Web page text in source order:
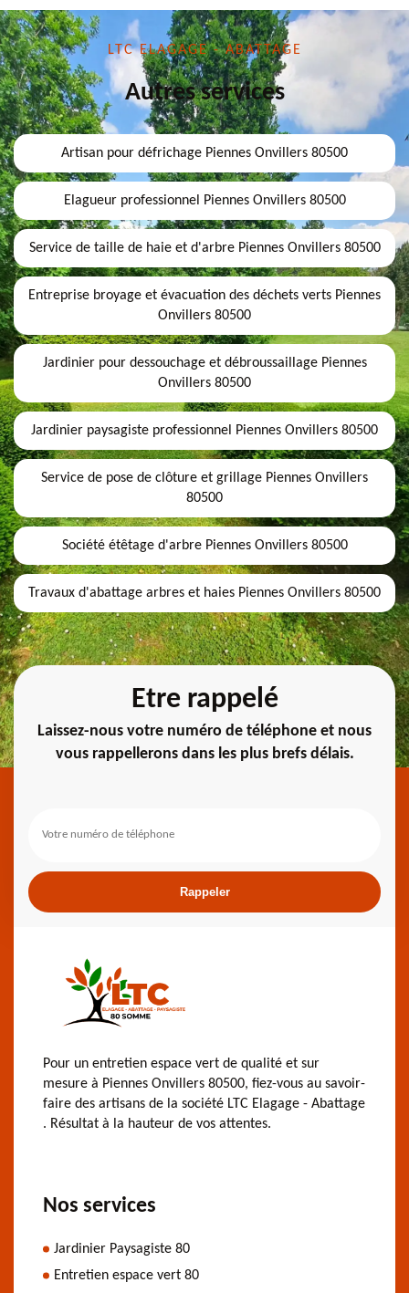
LTC ELAGAGE - ABATTAGE
Autres services
Artisan pour défrichage Piennes Onvillers 80500
Elagueur professionnel Piennes Onvillers 80500
Service de taille de haie et d'arbre Piennes Onvillers 80500
Entreprise broyage et évacuation des déchets verts Piennes
Onvillers 80500
Jardinier pour dessouchage et débroussaillage Piennes
Onvillers 80500
Jardinier paysagiste professionnel Piennes Onvillers 80500
Service de pose de clôture et grillage Piennes Onvillers
80500
Société étêtage d'arbre Piennes Onvillers 80500
Travaux d'abattage arbres et haies Piennes Onvillers 80500
Etre rappelé
Laissez-nous votre numéro de téléphone et nous
vous rappellerons dans les plus brefs délais.
Pour un entretien espace vert de qualité et sur
mesure à Piennes Onvillers 80500, fiez-vous au savoir-
faire des artisans de la société LTC Elagage - Abattage
. Résultat à la hauteur de vos attentes.
Nos services
Jardinier Paysagiste 80
Entretien espace vert 80